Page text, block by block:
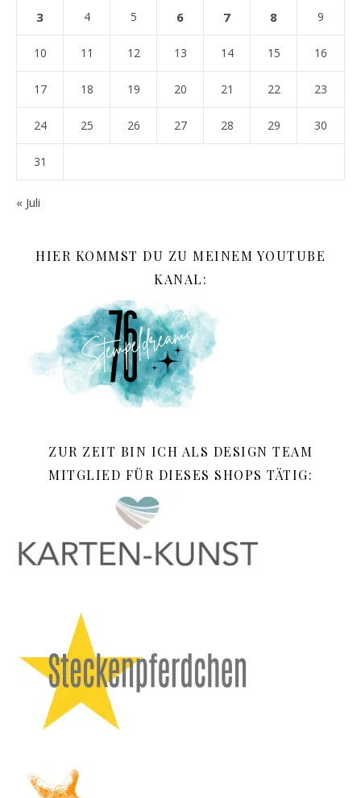
3 4 5 6 7 8 9
10 11 12 13 14 15 16
17 18 19 20 21 22 23
24 25 26 27 28 29 30
31
« Juli
HIER KOMMST DU ZU MEINEM YOUTUBE
KANAL:
ZUR ZEIT BIN ICH ALS DESIGN TEAM
MITGLIED FÜR DIESES SHOPS TÄTIG: